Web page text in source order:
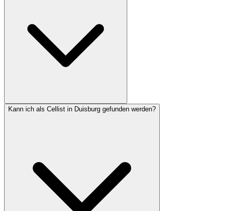
Kann ich als Cellist in Duisburg gefunden werden?